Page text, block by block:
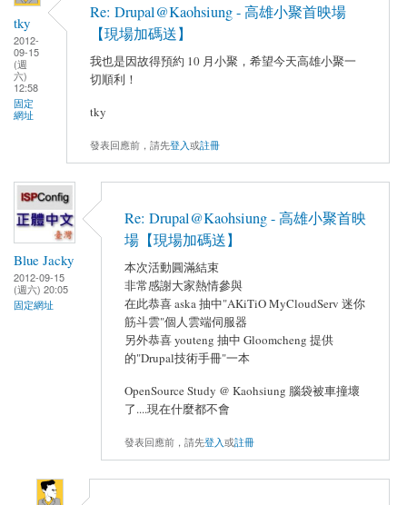
tky
2012-
09-15
(週
六)
12:58
固定
網址
Re: Drupal@Kaohsiung - 高雄小聚首映場
【現場加碼送】
我也是因故得預約 10 月小聚，希望今天高雄小聚一
切順利！
tky
發表回應前，請先登入或註冊
Blue Jacky
2012-09-15
(週六) 20:05
固定網址
Re: Drupal@Kaohsiung - 高雄小聚首映
場【現場加碼送】
本次活動圓滿結束
非常感謝大家熱情參與
在此恭喜 aska 抽中"AKiTiO MyCloudServ 迷你
筋斗雲"個人雲端伺服器
另外恭喜 youteng 抽中 Gloomcheng 提供
的"Drupal技術手冊"一本
OpenSource Study @ Kaohsiung 腦袋被車撞壞
了....現在什麼都不會
發表回應前，請先登入或註冊